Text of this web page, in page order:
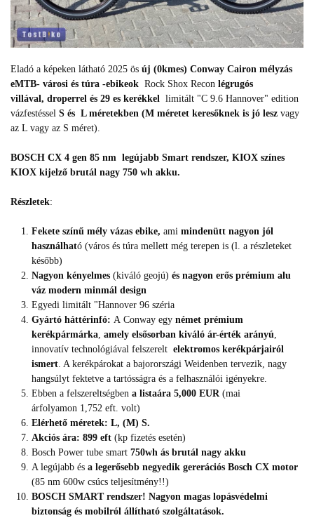
Eladó a képeken látható 2025 ös új (0kmes) Conway Cairon mélyzás
eMTB- városi és túra -ebikeok Rock Shox Recon légrugós
villával, droperrel és 29 es kerékkel limitált "C 9.6 Hannover" edition
vázfestéssel S és L méretekben (M méretet keresőknek is jó lesz vagy
az L vagy az S méret).
BOSCH CX 4 gen 85 nm legújabb Smart rendszer, KIOX színes
KIOX kijelző brutál nagy 750 wh akku.
Részletek:
Fekete színű mély vázas ebike, ami mindenütt nagyon jól
használható (város és túra mellett még terepen is (l. a részleteket
később)
Nagyon kényelmes (kiváló geojú) és nagyon erős prémium alu
váz modern minmál design
Egyedi limitált "Hannover 96 széria
Gyártó háttérinfó: A Conway egy német prémium
kerékpármárka amely elsősorban kiváló ár-érték arányú
innovatív technológiával felszerelt elektromos kerékpárjairól
ismert . A kerékpárokat a bajorországi Weidenben tervezik, nagy
hangsúlyt fektetve a tartósságra és a felhasználói igényekre.
Ebben a felszereltségben a listaára 5,000 EUR (mai
árfolyamon 1,752 eft. volt)
Elérhető méretek: L, (M) S.
Akciós ára: 899 eft (kp fizetés esetén)
Bosch Power tube smart 750wh ás brutál nagy akku
A legújabb és a legerősebb negyedik gererációs Bosch CX motor
(85 nm 600w csúcs teljesítmény!!)
BOSCH SMART rendszer! Nagyon magas lopásvédelmi
biztonság és mobilról állítható szolgáltatások.